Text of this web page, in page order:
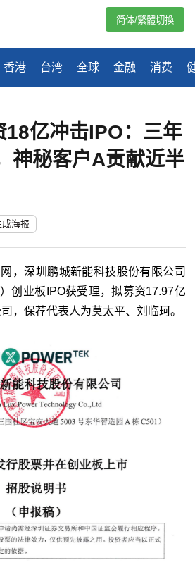
香港 台湾 全球 金融 消费
简体/繁體切換
18亿冲击IPO：三年
神秘客户A贡献近半
成海报
，深圳鹏城新能科技股份有限公司
）创业板IPO获受理，拟募资17.97亿
，保荐代表人为莫太平、刘临珂。